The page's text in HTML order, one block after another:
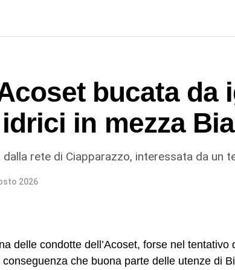
bucata da
in mezza
dalla rete di Ciapparazzo, interessata da un
2026
delle condotte dell’Acoset, forse nel tentativo
che buona parte delle utenze di